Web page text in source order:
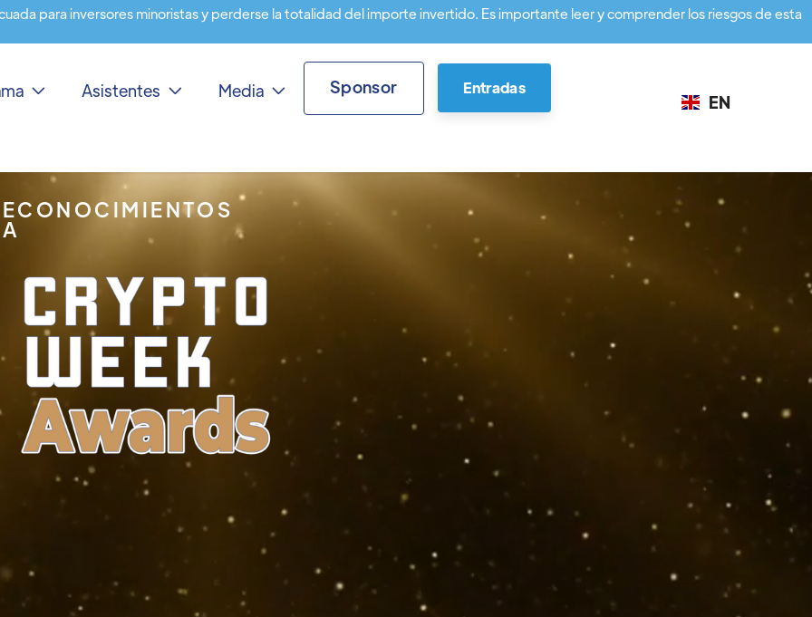
para inversores minoristas y perderse la totalidad del importe invertido. Es importante leer y comprender los riesgos de esta
 Asistentes  Media  Sponsor Entradas
EN